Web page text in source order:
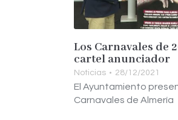
Los Carnavales de
cartel anunciador
Noticias 28/12/2021
El Ayuntamiento
Carnavales de Almería